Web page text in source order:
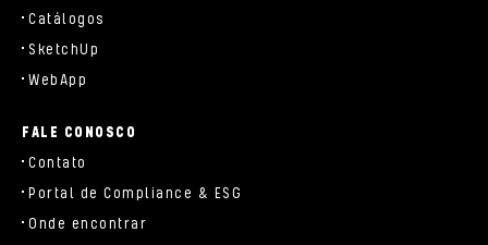
Catálogos
SketchUp
WebApp
FALE CONOSCO
Contato
Portal de Compliance & ESG
Onde encontrar